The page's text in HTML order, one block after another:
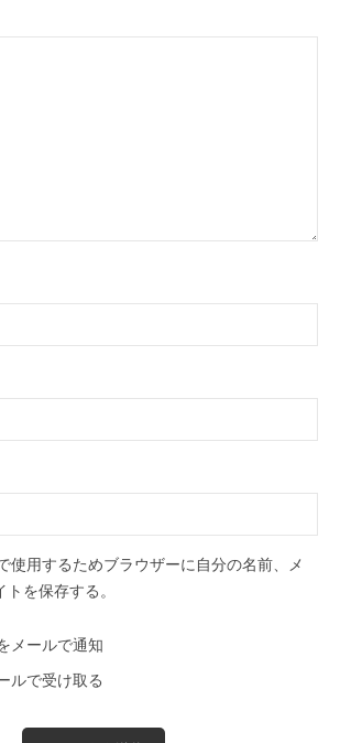
使用するためブラウザーに自分の名前、メ
を保存する。
メールで通知
ルで受け取る